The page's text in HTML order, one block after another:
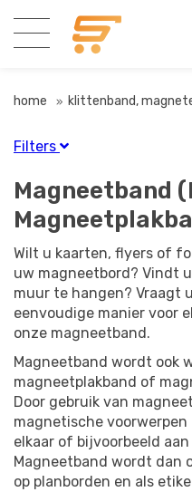
home klittenband,
Filters
Finish
Zwart(2)
Zelfklevend
Zelfklevend(2)
Rubber(2)
Magneetband
Wilt u kaarten, flyers of
uw magneetbord? Vindt
muur te hangen? Vraagt
eenvoudige manier voor
onze magneetband.
Magneetband wordt ook
magneetplakband of
Door gebruik van
magnetische
elkaar of bijvoorbeeld
Magneetband wordt dan
op planborden en als